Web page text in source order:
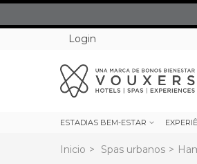
Login
ESTADIAS BEM-ESTAR
Inicio > Spas urbanos >